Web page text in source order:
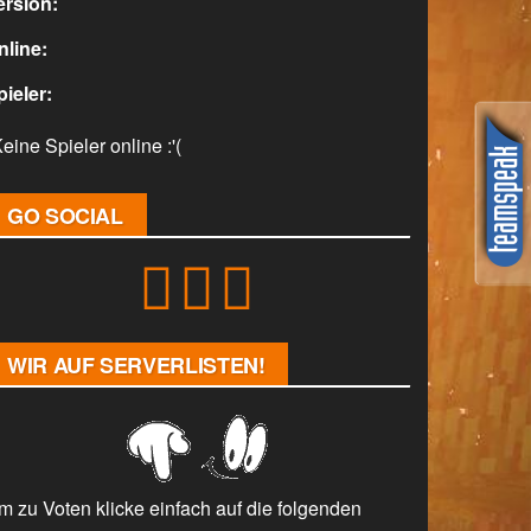
Spieler online :'(
GO SOCIAL
WIR AUF SERVERLISTEN!
zu Voten klicke einfach auf die folgenden